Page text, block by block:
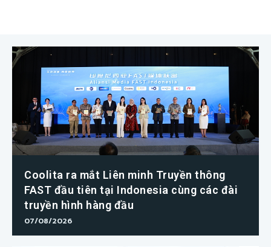
Coolita ra mắt Liên minh Truyền thông
FAST đầu tiên tại Indonesia cùng các đài
truyền hình hàng đầu
07/08/2026